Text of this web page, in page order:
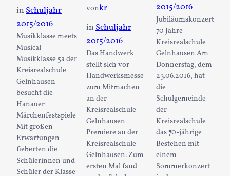
inSchuljahr
2015/2016
Musikklasse meets
Musical –
Musikklasse 5a der
Kreisrealschule
Gelnhausen
besucht die
Hanauer
Märchenfestspiele
Mit großen
Erwartungen
fieberten die
Schülerinnen und
Schüler der Klasse
vonkr
inSchuljahr
2015/2016
Das Handwerk
stellt sich vor –
Handwerksmesse
zum Mitmachen
an der
Kreisrealschule
Gelnhausen
Premiere an der
Kreisrealschule
Gelnhausen: Zum
ersten Mal fand
2015/2016
Jubiläumskonzert
70 Jahre
Kreisrealschule
Gelnhausen Am
Donnerstag, dem
23.06.2016, hat
die
Schulgemeinde
der
Kreisrealschule
das 70-jährige
Bestehen mit
einem
Sommerkonzert